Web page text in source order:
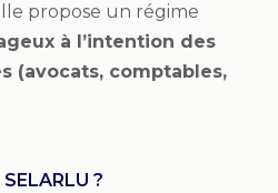
propose un régime
à l’intention des
(avocats, comptables,
?